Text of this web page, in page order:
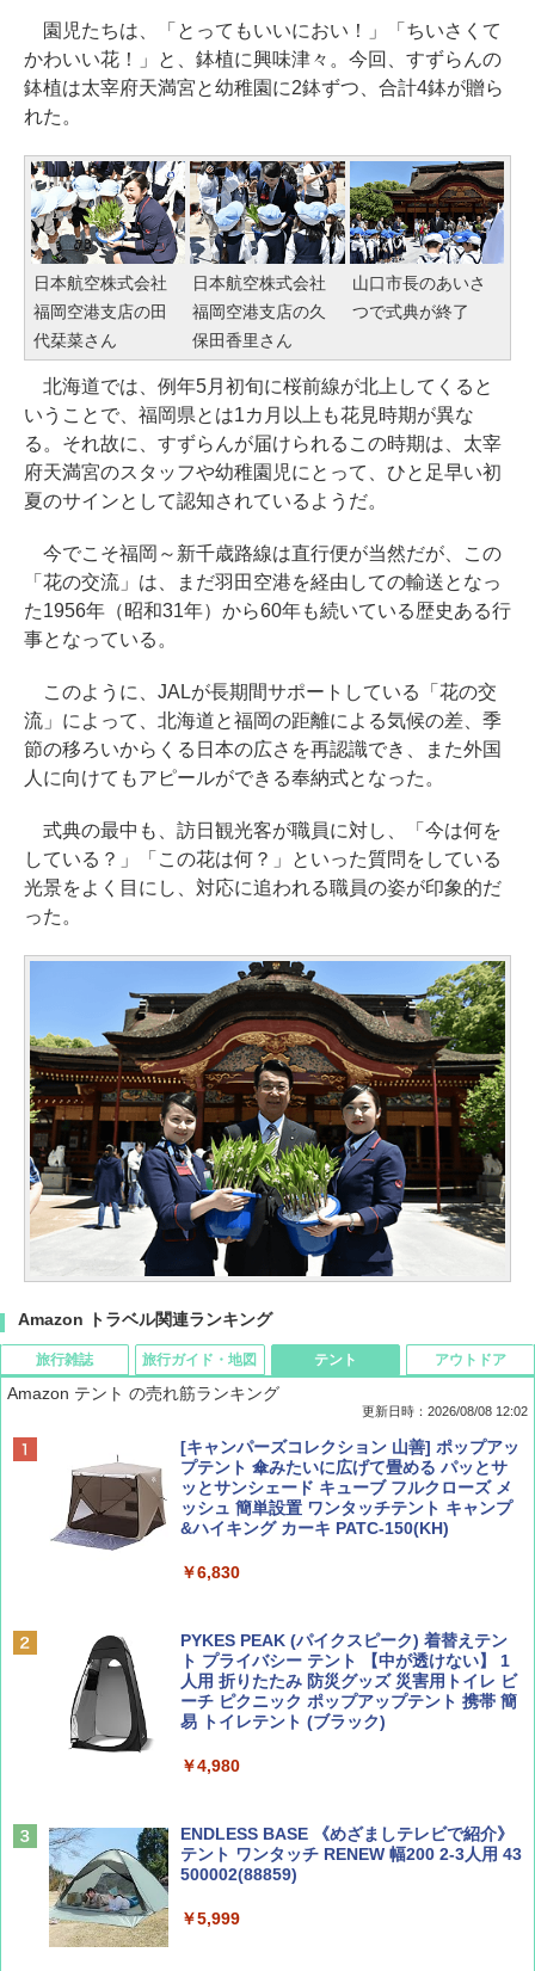
園児たちは、「とってもいいにおい！」「ちいさくて
かわいい花！」と、鉢植に興味津々。今回、すずらんの
鉢植は太宰府天満宮と幼稚園に2鉢ずつ、合計4鉢が贈ら
れた。
日本航空株式会社
福岡空港支店の田
代栞菜さん
日本航空株式会社
福岡空港支店の久
保田香里さん
山口市長のあいさ
つで式典が終了
北海道では、例年5月初旬に桜前線が北上してくると
いうことで、福岡県とは1カ月以上も花見時期が異な
る。それ故に、すずらんが届けられるこの時期は、太宰
府天満宮のスタッフや幼稚園児にとって、ひと足早い初
夏のサインとして認知されているようだ。
今でこそ福岡～新千歳路線は直行便が当然だが、この
「花の交流」は、まだ羽田空港を経由しての輸送となっ
た1956年（昭和31年）から60年も続いている歴史ある行
事となっている。
このように、JALが長期間サポートしている「花の交
流」によって、北海道と福岡の距離による気候の差、季
節の移ろいからくる日本の広さを再認識でき、また外国
人に向けてもアピールができる奉納式となった。
式典の最中も、訪日観光客が職員に対し、「今は何を
している？」「この花は何？」といった質問をしている
光景をよく目にし、対応に追われる職員の姿が印象的だ
った。
Amazon トラベル関連ランキング
旅行雑誌
BE-PAL(ビ-パル) 2026年 9 月号【特別付録:
SOTO ミニマル"旅"財布 ランダム2種】
￥1,500
￥713
旅行ガイド・地図
D40 地球の歩き方 チェンマイ タイ北部の魅
力的な町 2026～2027 地球の歩き方D アジア
￥2,079
￥2,695
球の歩き方A ヨーロッパ
テント
Amazon テント の売れ筋ランキング
更新日時：2026/08/08 12:02
[キャンパーズコレクション 山善] ポップアッ
プテント 傘みたいに広げて畳める パッとサ
ッとサンシェード キューブ フルクローズ メ
ッシュ 簡単設置 ワンタッチテント キャンプ
&ハイキング カーキ PATC-150(KH)
￥6,830
PYKES PEAK (パイクスピーク) 着替えテン
ト プライバシー テント 【中が透けない】 1
人用 折りたたみ 防災グッズ 災害用トイレ ビ
ーチ ピクニック ポップアップテント 携帯 簡
易 トイレテント (ブラック)
￥4,980
ENDLESS BASE 《めざましテレビで紹介》
テント ワンタッチ RENEW 幅200 2-3人用 43
500002(88859)
￥5,999
アウトドア